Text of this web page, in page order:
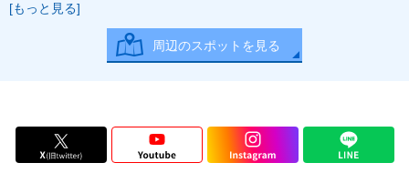
[もっと見る]
周辺のスポットを見る